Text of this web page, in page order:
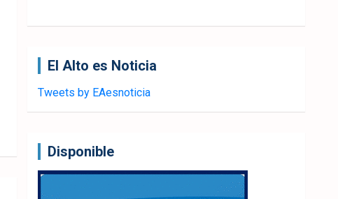
El Alto es Noticia
Tweets by EAesnoticia
Disponible